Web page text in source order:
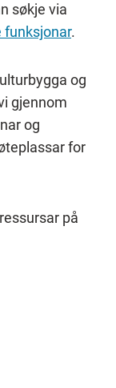
søkje via
funksjonar.
og
gjennom
og
for
på